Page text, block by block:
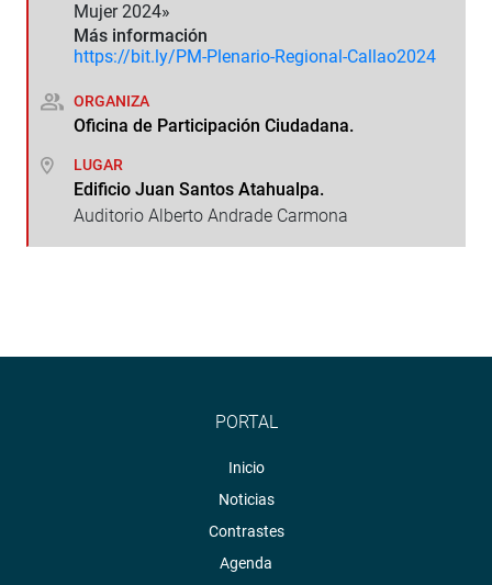
Mujer 2024»
Más información
https://bit.ly/PM-Plenario-Regional-Callao2024
ORGANIZA
Oficina de Participación Ciudadana.
LUGAR
Edificio Juan Santos Atahualpa.
Auditorio Alberto Andrade Carmona
PORTAL
Inicio
Noticias
Contrastes
Agenda